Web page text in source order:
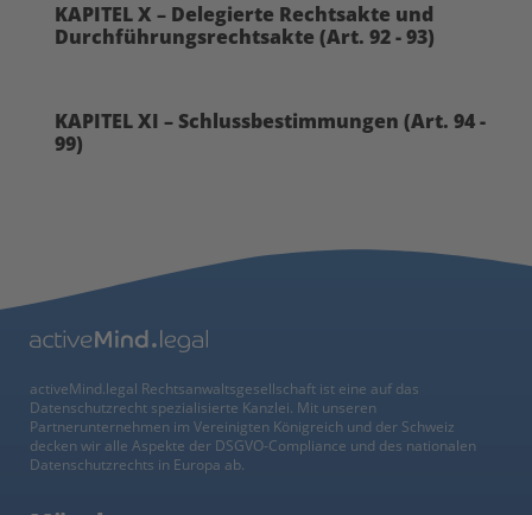
KAPITEL X – Delegierte Rechtsakte und
Durchführungsrechtsakte (Art. 92 - 93)
KAPITEL XI – Schlussbestimmungen (Art. 94 -
99)
activeMind.legal Rechtsanwaltsgesellschaft ist eine auf das
Datenschutzrecht spezialisierte Kanzlei. Mit unseren
Partnerunternehmen im Vereinigten Königreich und der Schweiz
decken wir alle Aspekte der DSGVO-Compliance und des nationalen
Datenschutzrechts in Europa ab.